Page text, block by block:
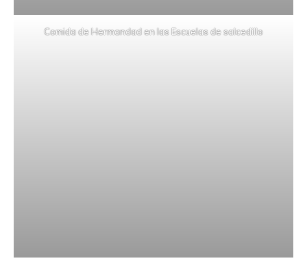
Comida de Hermandad en las Escuelas de salcedillo